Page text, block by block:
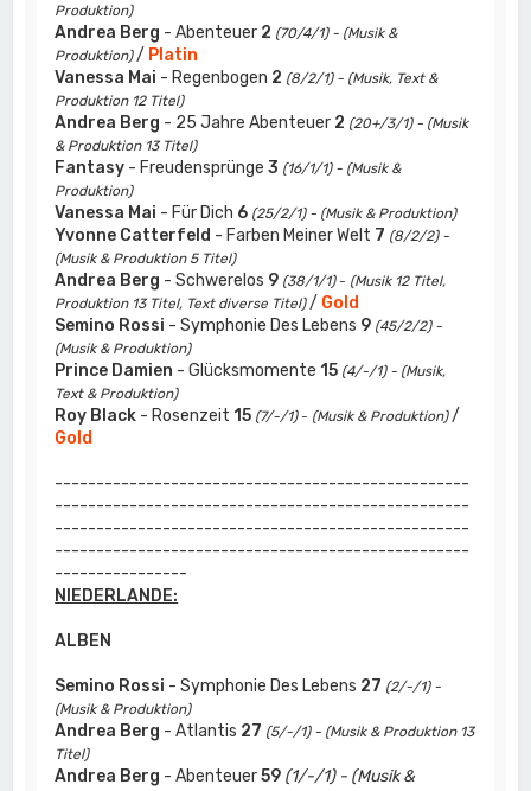
Produktion)
Andrea Berg - Abenteuer 2 (70/4/1) - (Musik &
Produktion)/ Platin
Vanessa Mai - Regenbogen 2 (8/2/1) - (Musik, Text &
Produktion 12 Titel)
Andrea Berg - 25 Jahre Abenteuer 2 (20+/3/1) - (Musik
& Produktion 13 Titel)
Fantasy - Freudensprünge3 (16/1/1) - (Musik &
Produktion)
Vanessa Mai - Für Dich 6 (25/2/1) - (Musik & Produktion)
Yvonne Catterfeld - Farben Meiner Welt 7 (8/2/2) -
(Musik & Produktion 5 Titel)
Andrea Berg - Schwerelos 9 (38/1/1)- (Musik 12 Titel,
Produktion 13 Titel, Text diverse Titel)/ Gold
Semino Rossi - Symphonie Des Lebens 9 (45/2/2) -
(Musik & Produktion)
Prince Damien - Glücksmomente 15 (4/-/1) - (Musik,
Text & Produktion)
Roy Black - Rosenzeit 15 (7/-/1)- (Musik & Produktion)/
Gold
--------------------------------------------------
--------------------------------------------------
--------------------------------------------------
--------------------------------------------------
----------------
NIEDERLANDE:
ALBEN
Semino Rossi - Symphonie Des Lebens 27 (2/-/1) -
(Musik & Produktion)
Andrea Berg - Atlantis 27 (5/-/1) - (Musik & Produktion 13
Titel)
Andrea Berg - Abenteuer59 (1/-/1) - (Musik &